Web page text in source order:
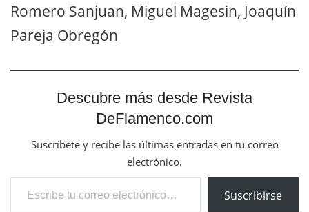
Romero Sanjuan, Miguel Magesin, Joaquín
Pareja Obregón
Descubre más desde Revista
DeFlamenco.com
Suscríbete y recibe las últimas entradas en tu correo
electrónico.
Escribe tu correo electrónico…
Suscribirse